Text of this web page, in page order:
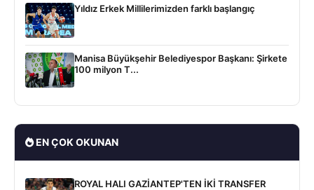
Yıldız Erkek Millilerimizden farklı başlangıç
Manisa Büyükşehir Belediyespor Başkanı: Şirkete
100 milyon T...
EN ÇOK OKUNAN
ROYAL HALI GAZİANTEP'TEN İKİ TRANSFER